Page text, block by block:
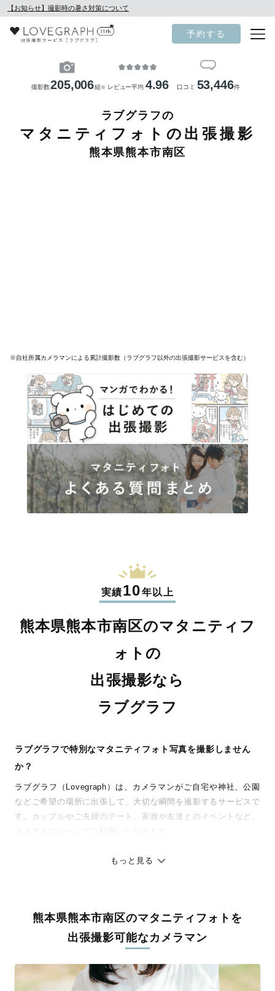
【お知らせ】撮影時の暑さ対策について
予約する
撮影数205,006組 ※ レビュー平均 4.96 口コミ 53,446件
ラブグラフの
マタニティフォトの出張撮影
熊本県熊本市南区
※自社所属カメラマンによる累計撮影数（ラブグラフ以外の出張撮影サービスを含む）
実績10年以上
熊本県熊本市南区のマタニティフ
ォトの
出張撮影なら
ラブグラフ
ラブグラフで特別なマタニティフォト写真を撮影しません
か？
ラブグラフ（Lovegraph）は、カメラマンがご自宅や神社、公園
などご希望の場所に出張して、大切な瞬間を撮影するサービスで
す。カップルやご夫婦のデート、家族や友達とのイベントなど、
ありのままの空気感を大切に、何十年経っても見返したくなるよ
料金は全国どこでも一律。わかりやすく安心の価格設定です。オ
リジナルの研修と厳正な審査に合格し、撮影技術やホスピタリテ
ィを身につけたプロのカメラマンが全国47都道府県に在籍してい
験をお届けします。
もっと見る
熊本県熊本市南区のマタニティフォトを
出張撮影可能なカメラマン